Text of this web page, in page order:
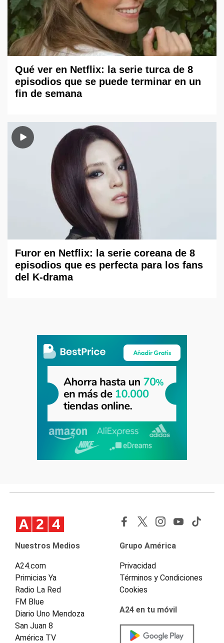
Qué ver en Netflix: la serie turca de 8
episodios que se puede terminar en un
fin de semana
Furor en Netflix: la serie coreana de 8
episodios que es perfecta para los fans
del K-drama
Nuestros Medios
A24.com
Primicias Ya
Radio La Red
FM Blue
Diario Uno Mendoza
San Juan 8
América TV
Grupo América
Privacidad
Términos y Condiciones
Cookies
A24 en tu móvil